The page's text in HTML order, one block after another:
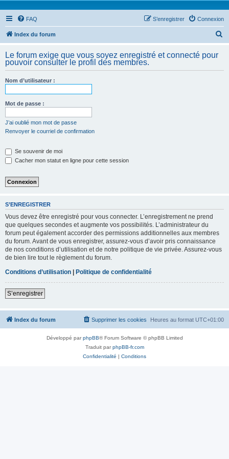
FAQ Connexion
S’enregistrer
Index du forum
h
Le forum exige que vous soyez enregistré et connecté pour
pouvoir consulter le profil des membres.
Nom d’utilisateur :
Mot de passe :
J’ai oublié mon mot de passe
Renvoyer le courriel de confirmation
Se souvenir de moi
Cacher mon statut en ligne pour cette session
S’ENREGISTRER
Vous devez être enregistré pour vous connecter. L’enregistrement ne prend
que quelques secondes et augmente vos possibilités. L’administrateur du
forum peut également accorder des permissions additionnelles aux membres
du forum. Avant de vous enregistrer, assurez-vous d’avoir pris connaissance
de nos conditions d’utilisation et de notre politique de vie privée. Assurez-vous
de bien lire tout le règlement du forum.
Conditions d’utilisation | Politique de confidentialité
S’enregistrer
Index du forum Heures au format UTC+01:00
Supprimer les cookies
Développé parphpBB® Forum Software © phpBB Limited
Traduit parphpBB-fr.com
Confidentialité | Conditions